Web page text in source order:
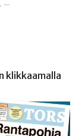
klikkaamalla